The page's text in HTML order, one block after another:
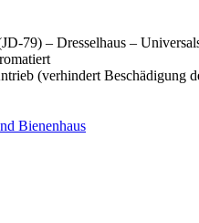
79) – Dresselhaus –
(verhindert Beschädigung
Bienenhaus